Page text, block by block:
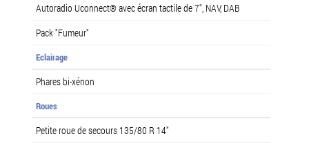
Autoradio Uconnect® avec écran tactile de 7", NAV, DAB
Pack "Fumeur"
Eclairage
Phares bi-xénon
Roues
Petite roue de secours 135/80 R 14"